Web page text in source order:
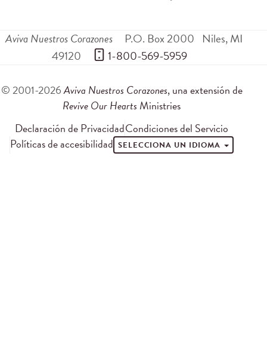
Aviva Nuestros Corazones P.O. Box 2000 Niles,MI
49120
1-800-569-5959
© 2001-2026Aviva Nuestros Corazones, una extensión de
Revive Our Hearts Ministries
Declaración de PrivacidadCondiciones del Servicio
Políticas de accesibilidad SELECCIONA UN IDIOMA